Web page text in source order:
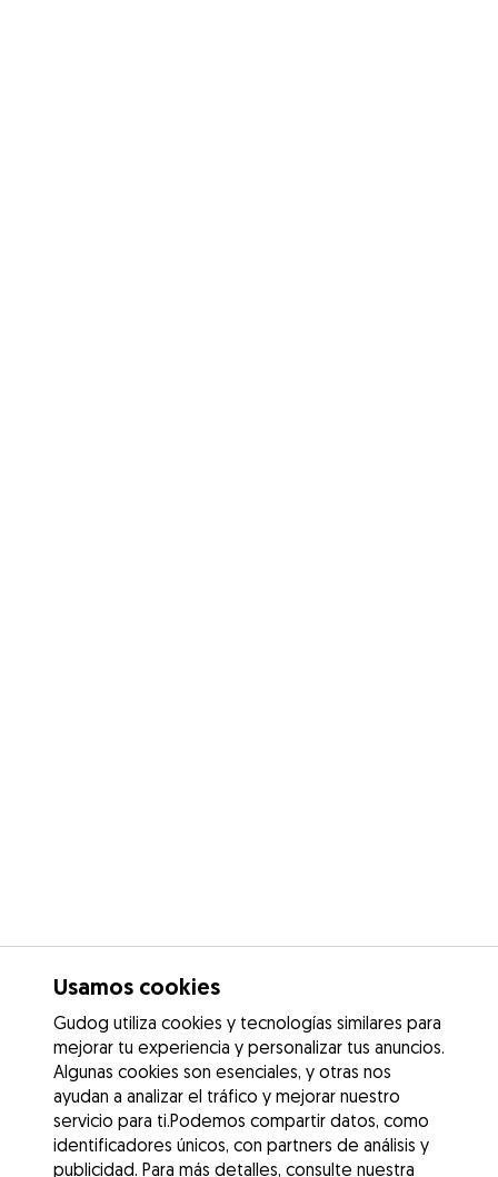
Usamos cookies
Gudog utiliza cookies y tecnologías similares para
mejorar tu experiencia y personalizar tus anuncios.
Algunas cookies son esenciales, y otras nos
ayudan a analizar el tráfico y mejorar nuestro
servicio para ti.Podemos compartir datos, como
identificadores únicos, con partners de análisis y
publicidad. Para más detalles, consulte nuestra